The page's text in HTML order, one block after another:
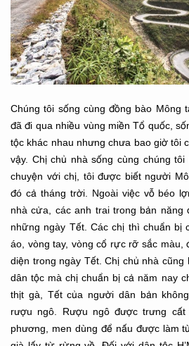
Chúng tôi sống cùng đồng bào Mông
đã đi qua nhiều vùng miền Tổ quốc,
tộc khác nhau nhưng chưa bao giờ tôi
vậy. Chị chủ nhà sống cùng chúng
chuyện với chị, tôi được biết người
đó cả tháng trời. Ngoài việc vỗ béo
nhà cửa, các anh trai trong bản năng
những ngày Tết. Các chị thì chuẩn bị
áo, vòng tay, vòng cổ rực rỡ sắc màu,
diện trong ngày Tết. Chị chủ nhà
dân tộc mà chị chuẩn bị cả năm nay
thịt gà, Tết của người dân bản
rượu ngô. Rượu ngô được trưng
phương, men dùng để nấu được làm